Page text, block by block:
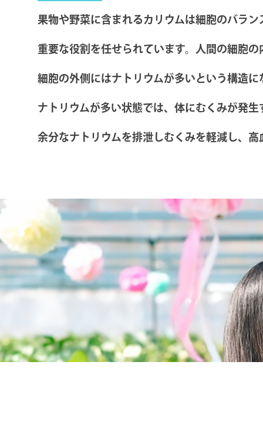
果物や野菜に含まれるカリウムは細胞のバラ
重要な役割を任せられています。人間の細胞
細胞の外側にはナトリウムが多いという構造
ナトリウムが多い状態では、体にむくみが発
余分なナトリウムを排泄しむくみを軽減し、高